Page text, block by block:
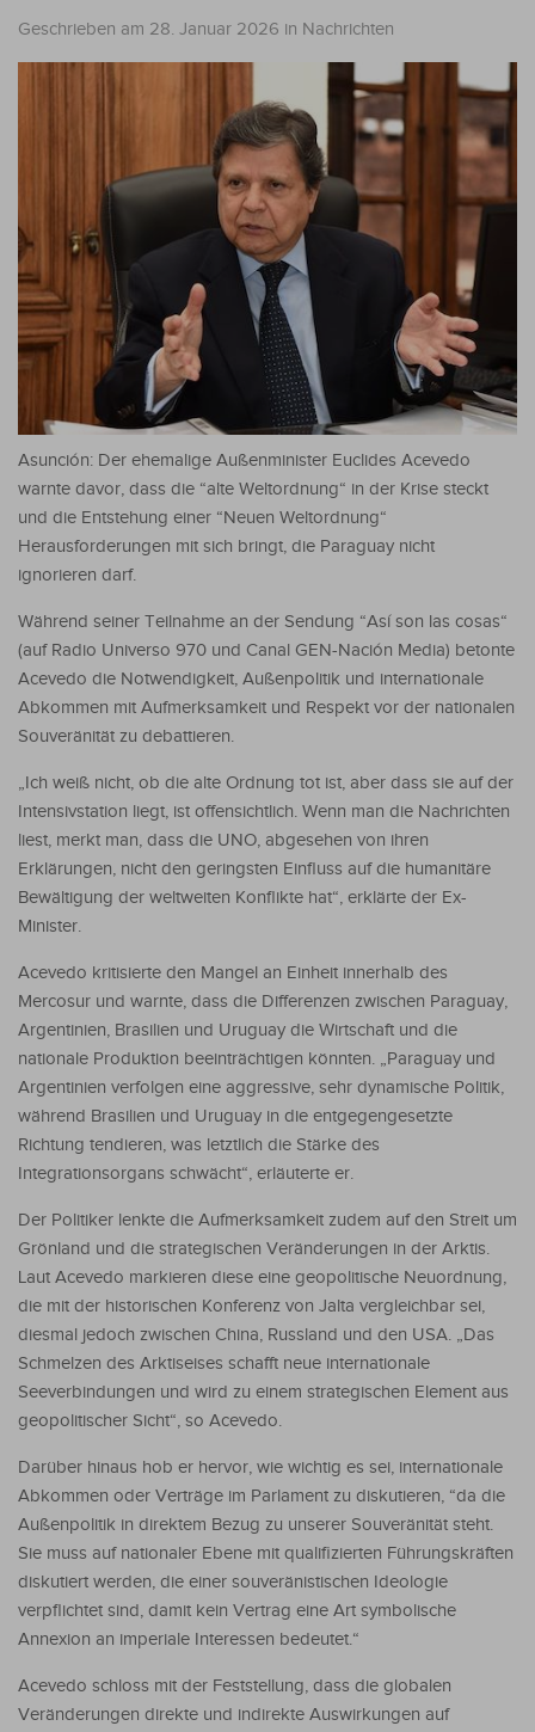
Geschrieben am 28. Januar 2026 in Nachrichten
Asunción: Der ehemalige Außenminister Euclides Acevedo
warnte davor, dass die “alte Weltordnung“ in der Krise steckt
und die Entstehung einer “Neuen Weltordnung“
Herausforderungen mit sich bringt, die Paraguay nicht
ignorieren darf.
Während seiner Teilnahme an der Sendung “Así son las cosas“
(auf Radio Universo 970 und Canal GEN-Nación Media) betonte
Acevedo die Notwendigkeit, Außenpolitik und internationale
Abkommen mit Aufmerksamkeit und Respekt vor der nationalen
Souveränität zu debattieren.
„Ich weiß nicht, ob die alte Ordnung tot ist, aber dass sie auf der
Intensivstation liegt, ist offensichtlich. Wenn man die Nachrichten
liest, merkt man, dass die UNO, abgesehen von ihren
Erklärungen, nicht den geringsten Einfluss auf die humanitäre
Bewältigung der weltweiten Konflikte hat“, erklärte der Ex-
Minister.
Acevedo kritisierte den Mangel an Einheit innerhalb des
Mercosur und warnte, dass die Differenzen zwischen Paraguay,
Argentinien, Brasilien und Uruguay die Wirtschaft und die
nationale Produktion beeinträchtigen könnten. „Paraguay und
Argentinien verfolgen eine aggressive, sehr dynamische Politik,
während Brasilien und Uruguay in die entgegengesetzte
Richtung tendieren, was letztlich die Stärke des
Integrationsorgans schwächt“, erläuterte er.
Der Politiker lenkte die Aufmerksamkeit zudem auf den Streit um
Grönland und die strategischen Veränderungen in der Arktis.
Laut Acevedo markieren diese eine geopolitische Neuordnung,
die mit der historischen Konferenz von Jalta vergleichbar sei,
diesmal jedoch zwischen China, Russland und den USA. „Das
Schmelzen des Arktiseises schafft neue internationale
Seeverbindungen und wird zu einem strategischen Element aus
geopolitischer Sicht“, so Acevedo.
Darüber hinaus hob er hervor, wie wichtig es sei, internationale
Abkommen oder Verträge im Parlament zu diskutieren, “da die
Außenpolitik in direktem Bezug zu unserer Souveränität steht.
Sie muss auf nationaler Ebene mit qualifizierten Führungskräften
diskutiert werden, die einer souveränistischen Ideologie
verpflichtet sind, damit kein Vertrag eine Art symbolische
Annexion an imperiale Interessen bedeutet.“
Acevedo schloss mit der Feststellung, dass die globalen
Veränderungen direkte und indirekte Auswirkungen auf